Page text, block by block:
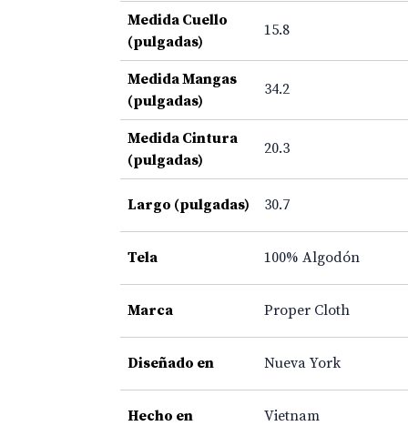
Medida Cuello
(pulgadas)
15.8
Medida Mangas
(pulgadas)
34.2
Medida Cintura
(pulgadas)
20.3
Largo (pulgadas) 30.7
Tela 100% Algodón
Marca Proper Cloth
Diseñado en Nueva York
Hecho en Vietnam